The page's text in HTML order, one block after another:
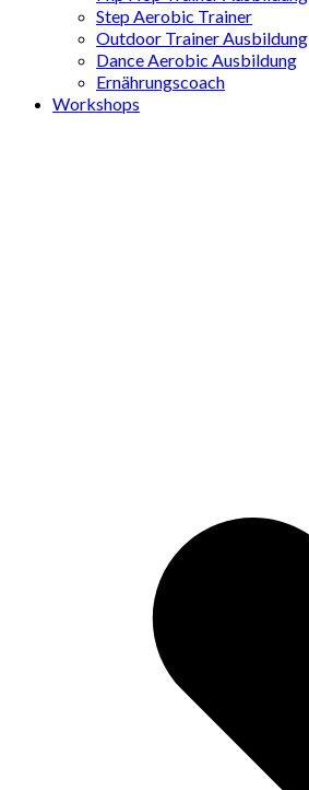
Step Aerobic Trainer
Outdoor Trainer Ausbildung
Dance Aerobic Ausbildung
Ernährungscoach
Workshops